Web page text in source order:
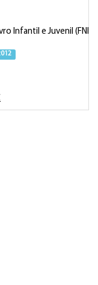
Infantil e Juvenil